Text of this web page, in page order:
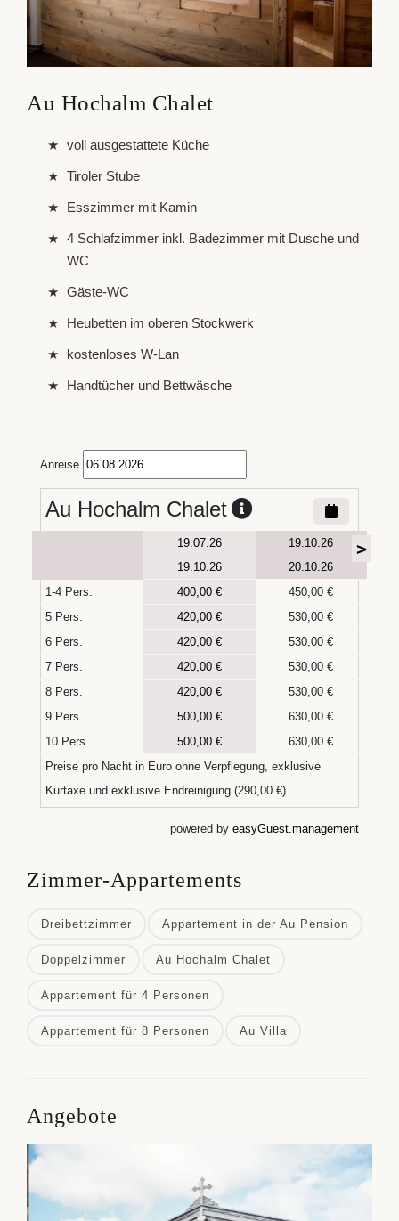
Au Hochalm Chalet
voll ausgestattete Küche
Tiroler Stube
Esszimmer mit Kamin
4 Schlafzimmer inkl. Badezimmer mit Dusche und
WC
Gäste-WC
Heubetten im oberen Stockwerk
kostenloses W-Lan
Handtücher und Bettwäsche
Zimmer-Appartements
Dreibettzimmer Appartement in der Au Pension
Doppelzimmer Au Hochalm Chalet
Appartement für 4 Personen
Appartement für 8 Personen Au Villa
Angebote